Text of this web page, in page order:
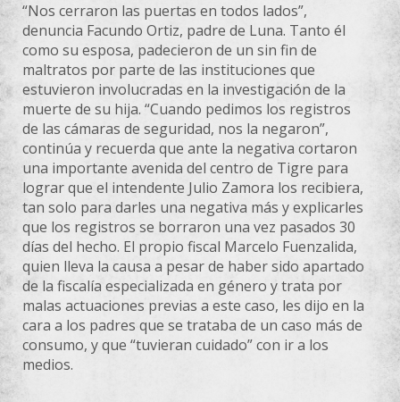
“Nos cerraron las puertas en todos lados”,
denuncia Facundo Ortiz, padre de Luna. Tanto él
como su esposa, padecieron de un sin fin de
maltratos por parte de las instituciones que
estuvieron involucradas en la investigación de la
muerte de su hija. “Cuando pedimos los registros
de las cámaras de seguridad, nos la negaron”,
continúa y recuerda que ante la negativa cortaron
una importante avenida del centro de Tigre para
lograr que el intendente Julio Zamora los recibiera,
tan solo para darles una negativa más y explicarles
que los registros se borraron una vez pasados 30
días del hecho. El propio fiscal Marcelo Fuenzalida,
quien lleva la causa a pesar de haber sido apartado
de la fiscalía especializada en género y trata por
malas actuaciones previas a este caso, les dijo en la
cara a los padres que se trataba de un caso más de
consumo, y que “tuvieran cuidado” con ir a los
medios.